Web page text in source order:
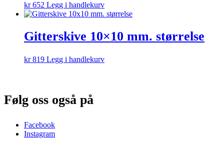
kr652 Legg i handlekurv
Gitterskive 10×10 mm. størrelse
kr819 Legg i handlekurv
Følg oss også på
Facebook
Instagram